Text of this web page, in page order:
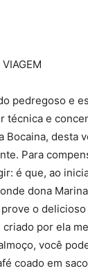
pedregoso e
técnica e
Bocaina, desta
Para
é que, ao
dona
o
por ela
você
coado em